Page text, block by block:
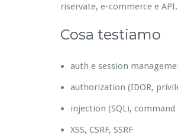
riservate, e-commerce e API.
Cosa testiamo
auth e session
authorization (IDOR,
injection (SQLi,
XSS, CSRF, SSRF